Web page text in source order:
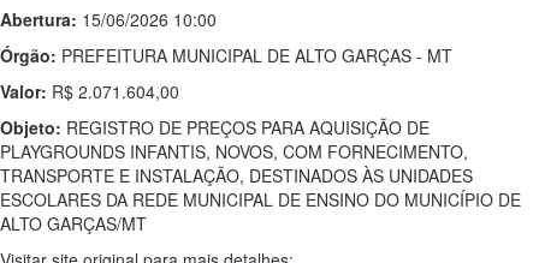
Abertura: 15/06/2026 10:00
Órgão: PREFEITURA MUNICIPAL DE ALTO GARÇAS - MT
Valor: R$ 2.071.604,00
Objeto: REGISTRO DE PREÇOS PARA AQUISIÇÃO DE
PLAYGROUNDS INFANTIS, NOVOS, COM FORNECIMENTO,
TRANSPORTE E INSTALAÇÃO, DESTINADOS ÀS UNIDADES
ESCOLARES DA REDE MUNICIPAL DE ENSINO DO MUNICÍPIO DE
ALTO GARÇAS/MT